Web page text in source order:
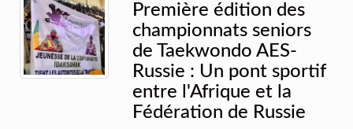
Première édition des
championnats seniors
de Taekwondo AES-
Russie : Un pont sportif
entre l'Afrique et la
Fédération de Russie